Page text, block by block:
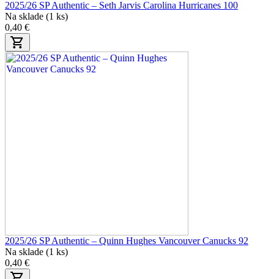
2025/26 SP Authentic – Seth Jarvis Carolina Hurricanes 100
Na sklade (1 ks)
0,40 €
2025/26 SP Authentic – Quinn Hughes Vancouver Canucks 92
Na sklade (1 ks)
0,40 €